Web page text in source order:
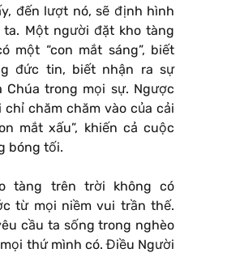
đến lượt nó, sẽ định hình
Một người đặt kho tàng
một “con mắt sáng”, biết
đức tin, biết nhận ra sự
Chúa trong mọi sự. Ngược
chỉ chăm chăm vào của cải
mắt xấu”, khiến cả cuộc
bóng tối.
tàng trên trời không có
từ mọi niềm vui trần thế.
cầu ta sống trong nghèo
thứ mình có. Điều Người